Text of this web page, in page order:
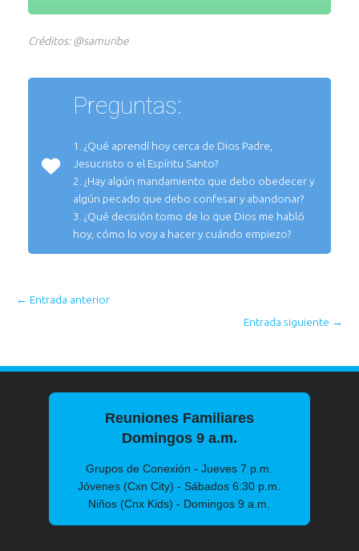
Créditos: @samuribe
Preguntas:
1. ¿Qué aprendí hoy cerca de Dios Padre,
Jesucristo o el Espíritu Santo?
2. ¿Hay algún mandamiento que debo obedecer y
algún pecado que debo confesar y abandonar?
3. ¿Qué decisión tomo de lo que Dios me habló
hoy, cómo lo voy a hacer y cuándo empiezo?
← Entrada anterior
Entrada siguiente →
Reuniones Familiares
Domingos 9 a.m.
Grupos de Conexión - Jueves 7 p.m.
Jóvenes (Cxn City) - Sábados 6:30 p.m.
Niños (Cnx Kids) - Domingos 9 a.m.